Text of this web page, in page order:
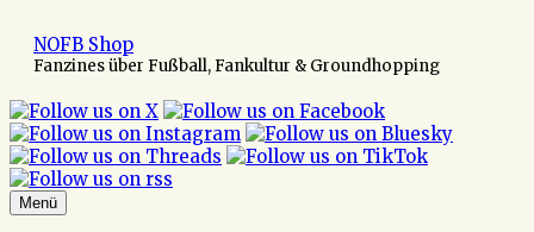
Inhalt
springen
NOFB Shop
Fanzines über Fußball, Fankultur & Groundhopping
Menü